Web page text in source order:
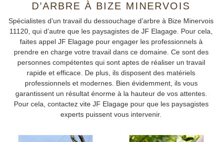
D’ARBRE À BIZE MINERVOIS
Spécialistes d’un travail du dessouchage d’arbre à Bize Minervois
11120, qui d’autre que les paysagistes de JF Elagage. Pour cela,
faites appel JF Elagage pour engager les professionnels à
prendre en charge votre travail dans ce domaine. Ce sont des
personnes compétentes qui sont aptes de réaliser un travail
rapide et efficace. De plus, ils disposent des matériels
professionnels et modernes. Bien évidemment, ils vous
garantissent un résultat énorme à la hauteur de vos attentes.
Pour cela, contactez vite JF Elagage pour que les paysagistes
experts puissent vous intervenir.